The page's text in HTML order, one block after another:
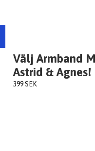
Välj Armband
Astrid & Agnes!
399 SEK